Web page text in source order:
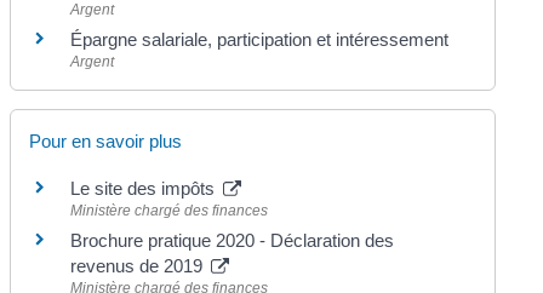
Argent
Épargne salariale, participation et intéressement
Argent
Pour en savoir plus
Le site des impôts
Ministère chargé des finances
Brochure pratique 2020 - Déclaration des
revenus de 2019
Ministère chargé des finances